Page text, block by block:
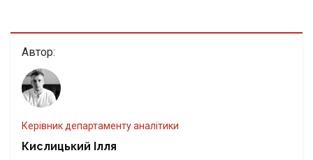
Автор:
Керівник департаменту аналітики
Кислицький Ілля